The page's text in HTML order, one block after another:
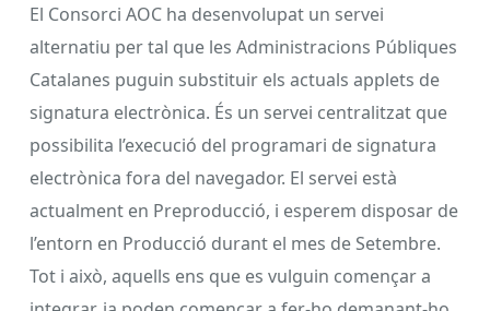
El Consorci AOC ha desenvolupat un servei
alternatiu per tal que les Administracions Públiques
Catalanes puguin substituir els actuals applets de
signatura electrònica. És un servei centralitzat que
possibilita l’execució del programari de signatura
electrònica fora del navegador. El servei està
actualment en Preproducció, i esperem disposar de
l’entorn en Producció durant el mes de Setembre.
Tot i això, aquells ens que es vulguin començar a